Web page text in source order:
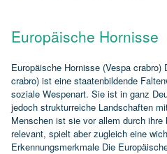
Europäische Hornisse
Europäische Hornisse (Vespa
crabro) ist eine staatenbildende
soziale Wespenart. Sie ist in ganz
jedoch strukturreiche Landschaften
Menschen ist sie vor allem durch ihre
relevant, spielt aber zugleich eine
Erkennungsmerkmale Die